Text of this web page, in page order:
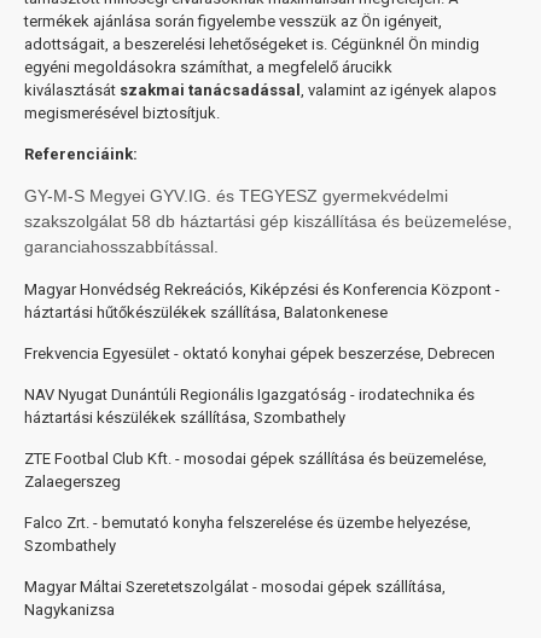
termékek ajánlása során figyelembe vesszük az Ön igényeit,
adottságait, a beszerelési lehetőségeket is. Cégünknél Ön mindig
egyéni megoldásokra számíthat, a megfelelő árucikk
kiválasztását szakmai tanácsadással , valamint az igények alapos
megismerésével biztosítjuk.
Referenciáink:
GY-M-S Megyei GYV.IG. és TEGYESZ gyermekvédelmi
szakszolgálat 58 db háztartási gép kiszállítása és beüzemelése,
garanciahosszabbítással.
Magyar Honvédség Rekreációs, Kiképzési és Konferencia Központ -
háztartási hűtőkészülékek szállítása, Balatonkenese
Frekvencia Egyesület - oktató konyhai gépek beszerzése, Debrecen
NAV Nyugat Dunántúli Regionális Igazgatóság - irodatechnika és
háztartási készülékek szállítása, Szombathely
ZTE Footbal Club Kft. - mosodai gépek szállítása és beüzemelése,
Zalaegerszeg
Falco Zrt. - bemutató konyha felszerelése és üzembe helyezése,
Szombathely
Magyar Máltai Szeretetszolgálat - mosodai gépek szállítása,
Nagykanizsa